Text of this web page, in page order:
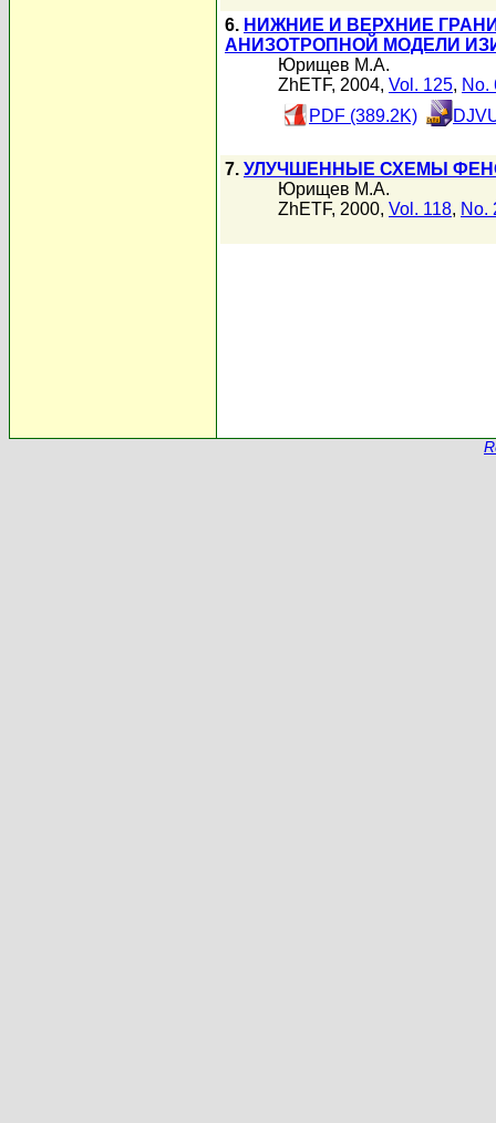
6. НИЖНИЕ И ВЕРХНИЕ
АНИЗОТРОПНОЙ МОДЕЛИ
Юрищев М.А.
ZhETF, 2004, Vol. 125, No.
PDF (389.2K)
7. УЛУЧШЕННЫЕ СХЕМЫ
Юрищев М.А.
ZhETF, 2000, Vol. 118, No.